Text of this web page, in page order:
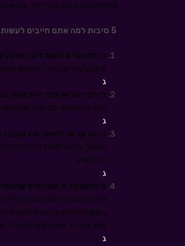
מרחיבים את הגיוס דרך חבר-
5 סיבות למה אתם חייבים לעשות מסיבות לינקדאין אצלכם בארגון?
כי למנהלים ולעובדים
איתם בעבר או כאלה שפגשו
ג
כי חבר מביא חבר היא מקור
בעזרת רשתות חברתיות
ג
כי זה קריטי להפוך את
השיווק והגיוס יספרו כמה
זה הלאה.
ג
כי המועמדים מעדיפים
אליכם בהצעה להזדמנות
באופן לא מפתיע הגורם המוביל
זאת אומרת, שאם תרצו להגדיל
ג